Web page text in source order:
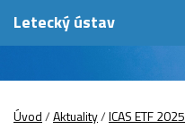
Letecký ústav
Úvod/Aktuality/ICAS ETF 2025